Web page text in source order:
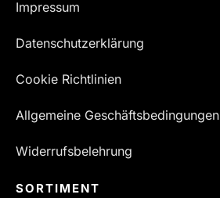
Impressum
Datenschutzerklärung
Cookie Richtlinien
Allgemeine Geschäftsbedingungen
Widerrufsbelehrung
SORTIMENT